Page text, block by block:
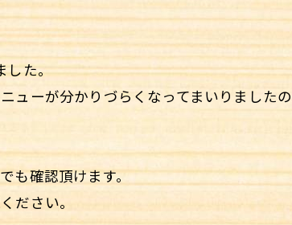
した。
ューが分かりづらくなってまいりました
も確認頂けます。
ださい。